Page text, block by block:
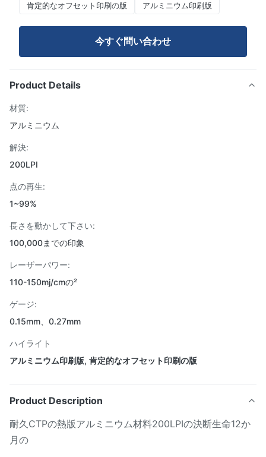
肯定的なオフセット印刷の版
アルミニウム印刷版
今すぐ問い合わせ
Product Details
材質:
アルミニウム
解決:
200LPI
点の再生:
1~99%
長さを動かして下さい:
100,000までの印象
レーザーパワー:
110-150mj/cmの²
ゲージ:
0.15mm、0.27mm
ハイライト
アルミニウム印刷版, 肯定的なオフセット印刷の版
Product Description
耐久CTPの熱版アルミニウム材料200LPIの決断生命12か
月の